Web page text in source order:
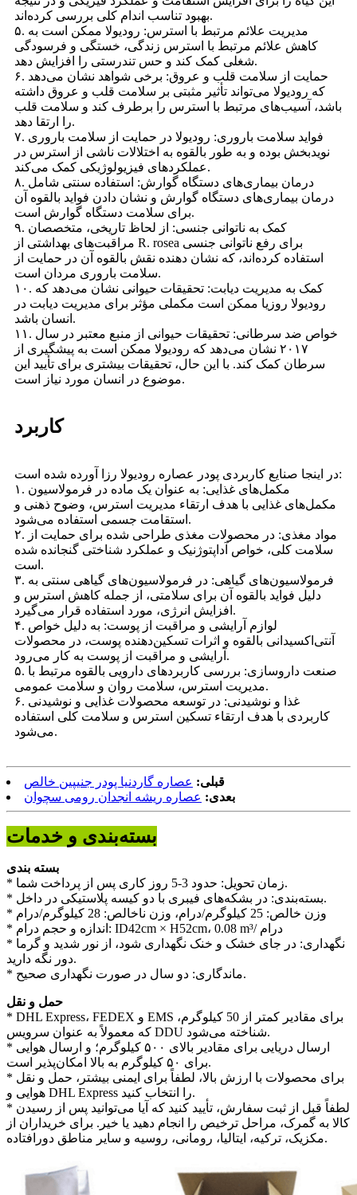
بهبود تناسب اندام کلی بررسی کرده‌اند.
۵. مدیریت علائم مرتبط با استرس: رودیولا ممکن است به
کاهش علائم مرتبط با استرس زندگی، خستگی و فرسودگی
شغلی کمک کند و حس تندرستی را افزایش دهد.
۶. حمایت از سلامت قلب و عروق: برخی شواهد نشان می‌دهد
که رودیولا می‌تواند تأثیر مثبتی بر سلامت قلب و عروق داشته
باشد، آسیب‌های مرتبط با استرس را برطرف کند و سلامت قلب
را ارتقا دهد.
۷. فواید سلامت باروری: رودیولا در حمایت از سلامت باروری
نویدبخش بوده و به طور بالقوه به اختلالات ناشی از استرس در
عملکردهای فیزیولوژیکی کمک می‌کند.
۸. درمان بیماری‌های دستگاه گوارش: استفاده سنتی شامل
درمان بیماری‌های دستگاه گوارش و نشان دادن فواید بالقوه آن
برای سلامت دستگاه گوارش است.
۹. کمک به ناتوانی جنسی: از لحاظ تاریخی، متخصصان
مراقبت‌های بهداشتی از R. rosea برای رفع ناتوانی جنسی
استفاده کرده‌اند، که نشان دهنده نقش بالقوه آن در حمایت از
سلامت باروری مردان است.
۱۰. کمک به مدیریت دیابت: تحقیقات حیوانی نشان می‌دهد که
رودیولا روزیا ممکن است مکملی مؤثر برای مدیریت دیابت در
انسان باشد.
۱۱. خواص ضد سرطانی: تحقیقات حیوانی از منبع معتبر در سال
۲۰۱۷ نشان می‌دهد که رودیولا ممکن است به پیشگیری از
سرطان کمک کند. با این حال، تحقیقات بیشتری برای تأیید این
موضوع در انسان مورد نیاز است.
کاربرد
در اینجا صنایع کاربردی پودر عصاره رودیولا رزا آورده شده است:
۱. مکمل‌های غذایی: به عنوان یک ماده در فرمولاسیون
مکمل‌های غذایی با هدف ارتقاء مدیریت استرس، وضوح ذهنی و
استقامت جسمی استفاده می‌شود.
۲. مواد مغذی: در محصولات مغذی طراحی شده برای حمایت از
سلامت کلی، خواص آداپتوژنیک و عملکرد شناختی گنجانده شده
است.
۳. فرمولاسیون‌های گیاهی: در فرمولاسیون‌های گیاهی سنتی به
دلیل فواید بالقوه آن برای سلامتی، از جمله کاهش استرس و
افزایش انرژی، مورد استفاده قرار می‌گیرد.
۴. لوازم آرایشی و مراقبت از پوست: به دلیل خواص
آنتی‌اکسیدانی بالقوه و اثرات تسکین‌دهنده پوست، در محصولات
آرایشی و مراقبت از پوست به کار می‌رود.
۵. صنعت داروسازی: بررسی کاربردهای دارویی بالقوه مرتبط با
مدیریت استرس، سلامت روان و سلامت عمومی.
۶. غذا و نوشیدنی: در توسعه محصولات غذایی و نوشیدنی
کاربردی با هدف ارتقاء تسکین استرس و سلامت کلی استفاده
می‌شود.
قبلی: عصاره گاردنیا پودر جنیپین خالص
بعدی: عصاره ریشه انجدان رومی سچوان
بسته‌بندی و خدمات
بسته بندی
* زمان تحویل: حدود 3-5 روز کاری پس از پرداخت شما.
* بسته‌بندی: در بشکه‌های فیبری با دو کیسه پلاستیکی در داخل.
* وزن خالص: 25 کیلوگرم/درام، وزن ناخالص: 28 کیلوگرم/درام
* اندازه و حجم درام: ID42cm × H52cm، 0.08 m³/ درام
* نگهداری: در جای خشک و خنک نگهداری شود، از نور شدید و گرما
دور نگه دارید.
* ماندگاری: دو سال در صورت نگهداری صحیح.
حمل و نقل
* DHL Express، FEDEX و EMS برای مقادیر کمتر از 50 کیلوگرم،
که معمولاً به عنوان سرویس DDU شناخته می‌شود.
* ارسال دریایی برای مقادیر بالای ۵۰۰ کیلوگرم؛ و ارسال هوایی
برای ۵۰ کیلوگرم به بالا امکان‌پذیر است.
* برای محصولات با ارزش بالا، لطفاً برای ایمنی بیشتر، حمل و نقل
هوایی و DHL Express را انتخاب کنید.
* لطفاً قبل از ثبت سفارش، تأیید کنید که آیا می‌توانید پس از رسیدن
کالا به گمرک، مراحل ترخیص را انجام دهید یا خیر. برای خریداران از
مکزیک، ترکیه، ایتالیا، رومانی، روسیه و سایر مناطق دورافتاده.